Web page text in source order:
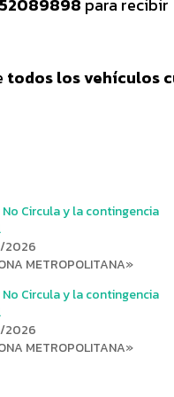
todos los vehículos
No Circula y la contingencia
2026
METROPOLITANA»
No Circula y la contingencia
2026
METROPOLITANA»